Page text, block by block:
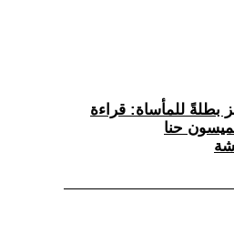
بطلةً للمأساة: قراءة
حنا